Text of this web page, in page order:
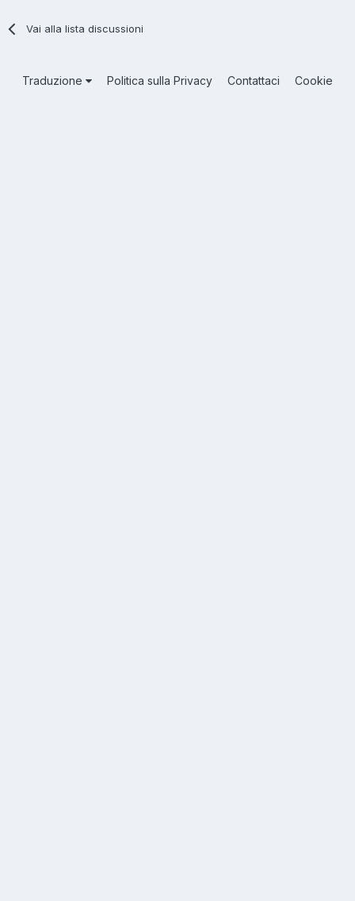
Vai alla lista discussioni
Traduzione Politica sulla Privacy Contattaci Cookie